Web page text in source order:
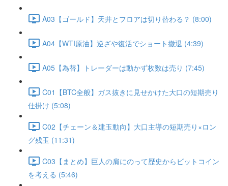
A03【ゴールド】天井とフロアは切り替わる？ (8:00)
A04【WTI原油】逆ざや復活でショート撤退 (4:39)
A05【為替】トレーダーは動かず枚数は売り (7:45)
C01【BTC全般】ガス抜きに見せかけた大口の短期売り
仕掛け (5:08)
C02【チェーン＆建玉動向】大口主導の短期売り×ロン
グ残玉 (11:31)
C03【まとめ】巨人の肩にのって歴史からビットコイン
を考える (5:46)